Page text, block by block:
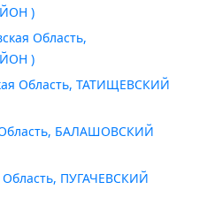
)
Область,
)
Область, ТАТИЩЕВСКИЙ
Область, БАЛАШОВСКИЙ
Область, ПУГАЧЕВСКИЙ